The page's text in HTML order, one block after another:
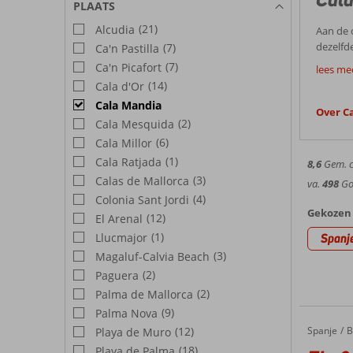
PLAATS
Alcudia (21)
Ca'n Pastilla (7)
Ca'n Picafort (7)
Cala d'Or (14)
Cala Mandia
Cala Mesquida (2)
Cala Millor (6)
Cala Ratjada (1)
Calas de Mallorca (3)
Colonia Sant Jordi (4)
El Arenal (12)
Llucmajor (1)
Magaluf-Calvia Beach (3)
Paguera (2)
Palma de Mallorca (2)
Palma Nova (9)
Playa de Muro (12)
Aan de
zee en
Met
de
Bij
lees
Over
8,6Gem.
va. 498
Home
Spanje
Fly & Go Blau Punta Reina Family Resort